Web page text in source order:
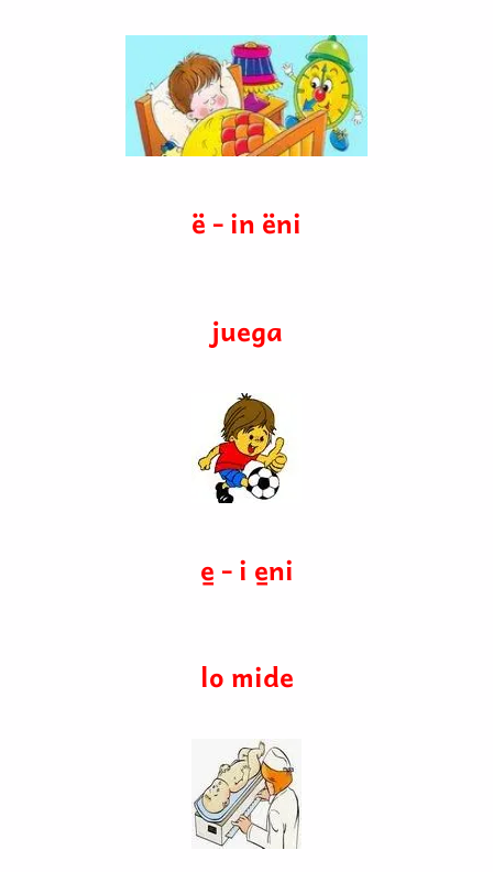
ë - in ëni
juega
e̱ - i e̱ni
lo mide